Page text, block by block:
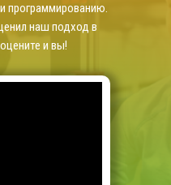
программированию.
наш подход в
и вы!